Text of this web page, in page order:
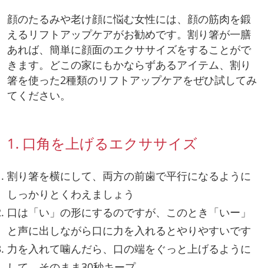
顔のたるみや老け顔に悩む女性には、顔の筋肉を鍛
えるリフトアップケアがお勧めです。割り箸が一膳
あれば、簡単に顔面のエクササイズをすることがで
きます。どこの家にもかならずあるアイテム、割り
箸を使った2種類のリフトアップケアをぜひ試してみ
てください。
1. 口角を上げるエクササイズ
割り箸を横にして、両方の前歯で平行になるように
しっかりとくわえましょう
口は「い」の形にするのですが、このとき「いー」
と声に出しながら口に力を入れるとやりやすいです
力を入れて噛んだら、口の端をぐっと上げるように